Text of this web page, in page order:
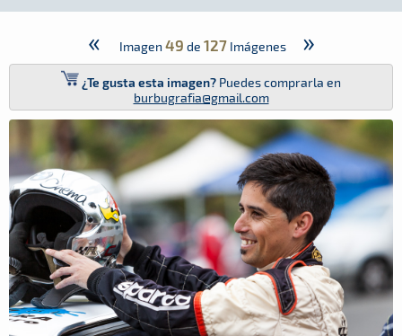
« Imagen 49 de 127Imágenes »
¿Te gusta esta imagen? Puedes comprarla en
burbugrafia@gmail.com